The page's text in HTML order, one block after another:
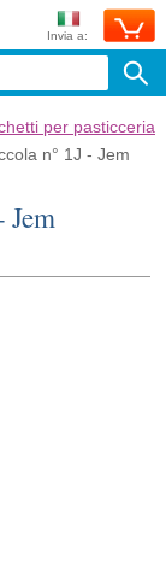
Invia a:
per pasticceria
n° 1J - Jem
Jem